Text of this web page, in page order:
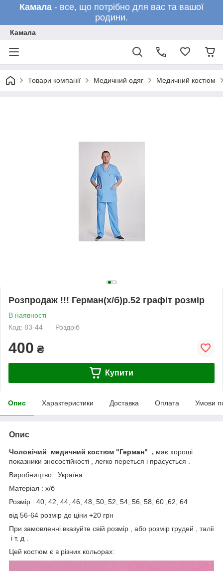
Камала - все, що потрібно для вас та вашої
родини.
Камала
Товари компанії Медичний одяг Медичний костюм
Розпродаж !!! Герман(х/б)р.52 графіт розмір
В наявності
Код: 83-44
Роздріб
400 ₴
Купити
Опис Характеристики Доставка Оплата Умови
Опис
Чоловічий медичний костюм "Герман" , має хороші
показники зносостійкості , легко переться і прасується .
Виробництво : Україна
Матеріал : х/б
Розмір : 40, 42, 44, 46, 48, 50, 52, 54, 56, 58, 60 ,62, 64
від 56-64 розмір до ціни +20 грн
При замовленні вказуйте свій розмір , або розмір грудей , талії
і т. д .
Цей костюм є в різних кольорах: